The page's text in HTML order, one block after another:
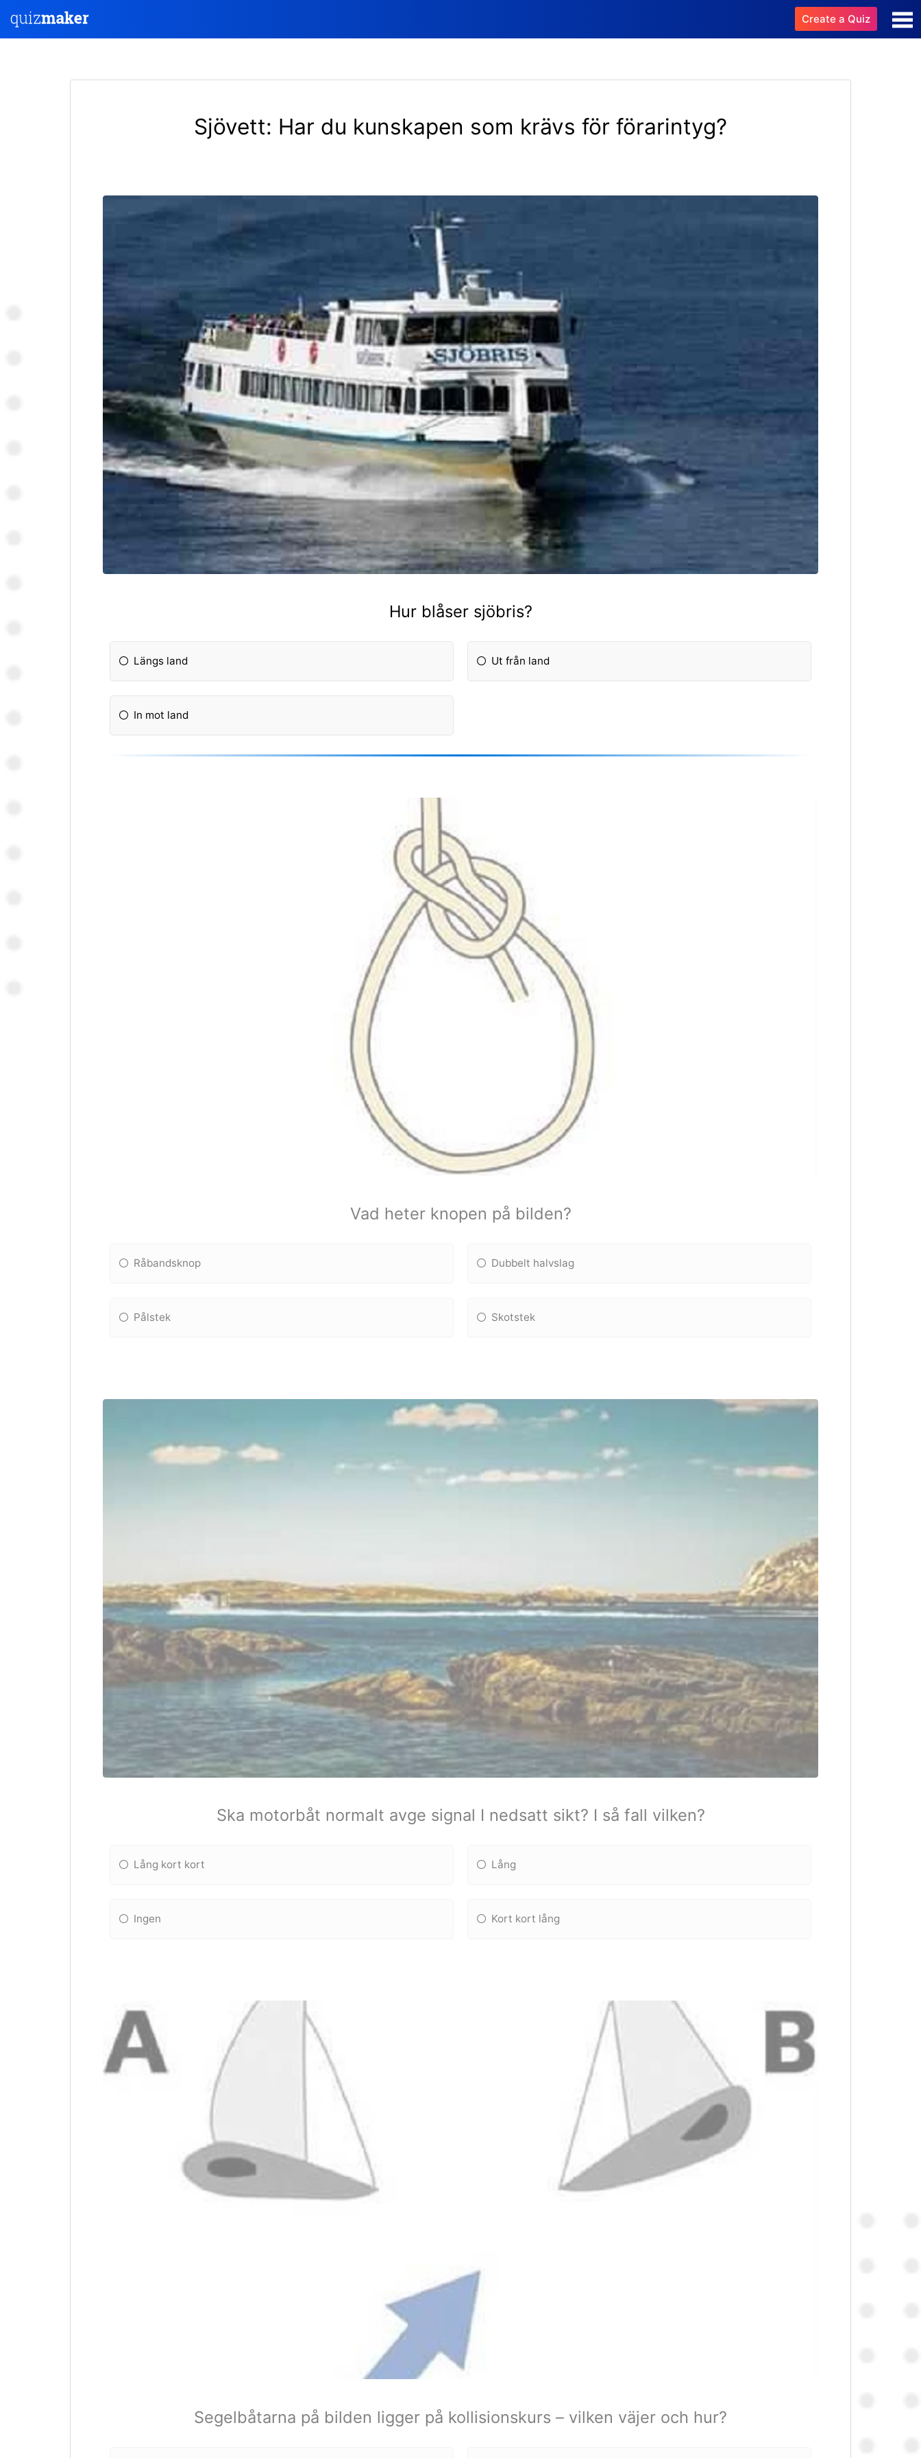
Create a Quiz
Sjövett: Har du kunskapen som krävs för förarintyg?
Hur blåser sjöbris?
Längs land Ut från land
In mot land
Vad heter knopen på bilden?
Råbandsknop Dubbelt halvslag
Pålstek Skotstek
Ska motorbåt normalt avge signal I nedsatt sikt? I så fall vilken?
Lång kort kort Lång
Ingen Kort kort lång
Segelbåtarna på bilden ligger på kollisionskurs – vilken väjer och hur?